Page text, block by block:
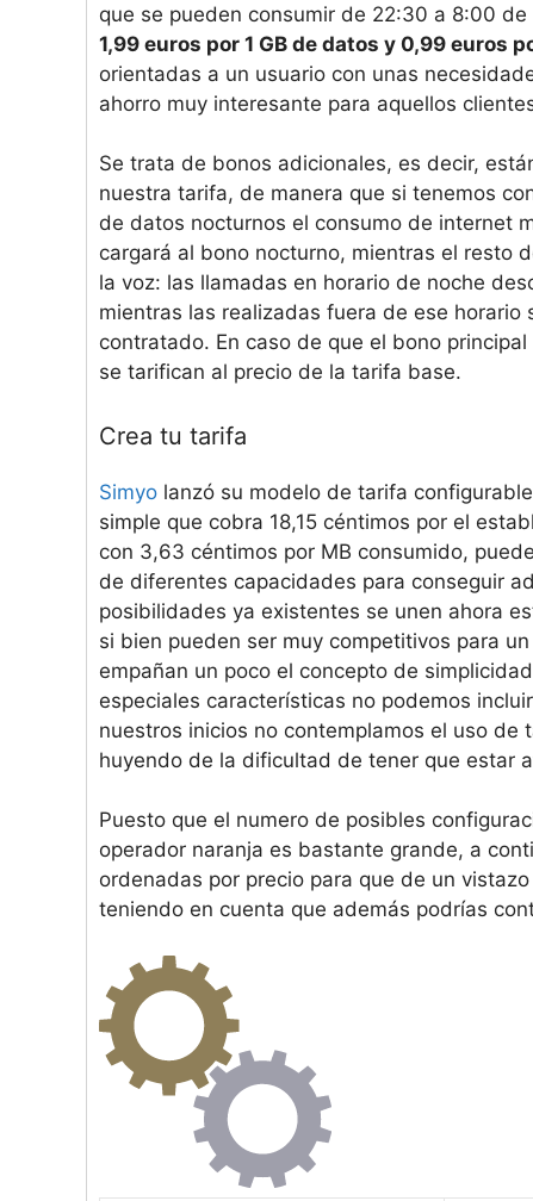
que se pueden consumir de 22:30 a 8:00
1,99 euros por 1 GB de datos y 0,99 euros
orientadas a un usuario con unas
ahorro muy interesante para aquellos
Se trata de bonos adicionales, es decir,
nuestra tarifa, de manera que si tenemos
de datos nocturnos el consumo de internet
cargará al bono nocturno, mientras el resto
la voz: las llamadas en horario de noche
mientras las realizadas fuera de ese
contratado. En caso de que el bono
se tarifican al precio de la tarifa base.
Crea tu tarifa
Simyo lanzó su modelo de tarifa
simple que cobra 18,15 céntimos por el
con 3,63 céntimos por MB consumido,
de diferentes capacidades para conseguir
posibilidades ya existentes se unen ahora
si bien pueden ser muy competitivos para
empañan un poco el concepto de
especiales características no podemos
nuestros inicios no contemplamos el uso
huyendo de la dificultad de tener que estar
Puesto que el numero de posibles
operador naranja es bastante grande, a
ordenadas por precio para que de un
teniendo en cuenta que además podrías